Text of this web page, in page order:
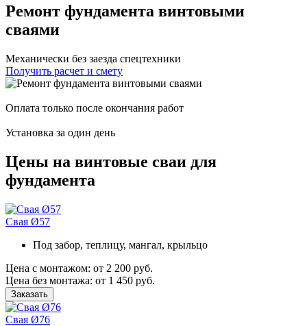
Ремонт фундамента винтовыми
сваями
Механически без заезда спецтехники
Получить расчет и смету
Оплата только после окончания работ
Установка за один день
Цены на винтовые сваи для
фундамента
Свая Ø57
Под забор, теплицу, мангал, крыльцо
Цена с монтажом: от 2 200 руб.
Цена без монтажа: от 1 450 руб.
Заказать
Свая Ø76